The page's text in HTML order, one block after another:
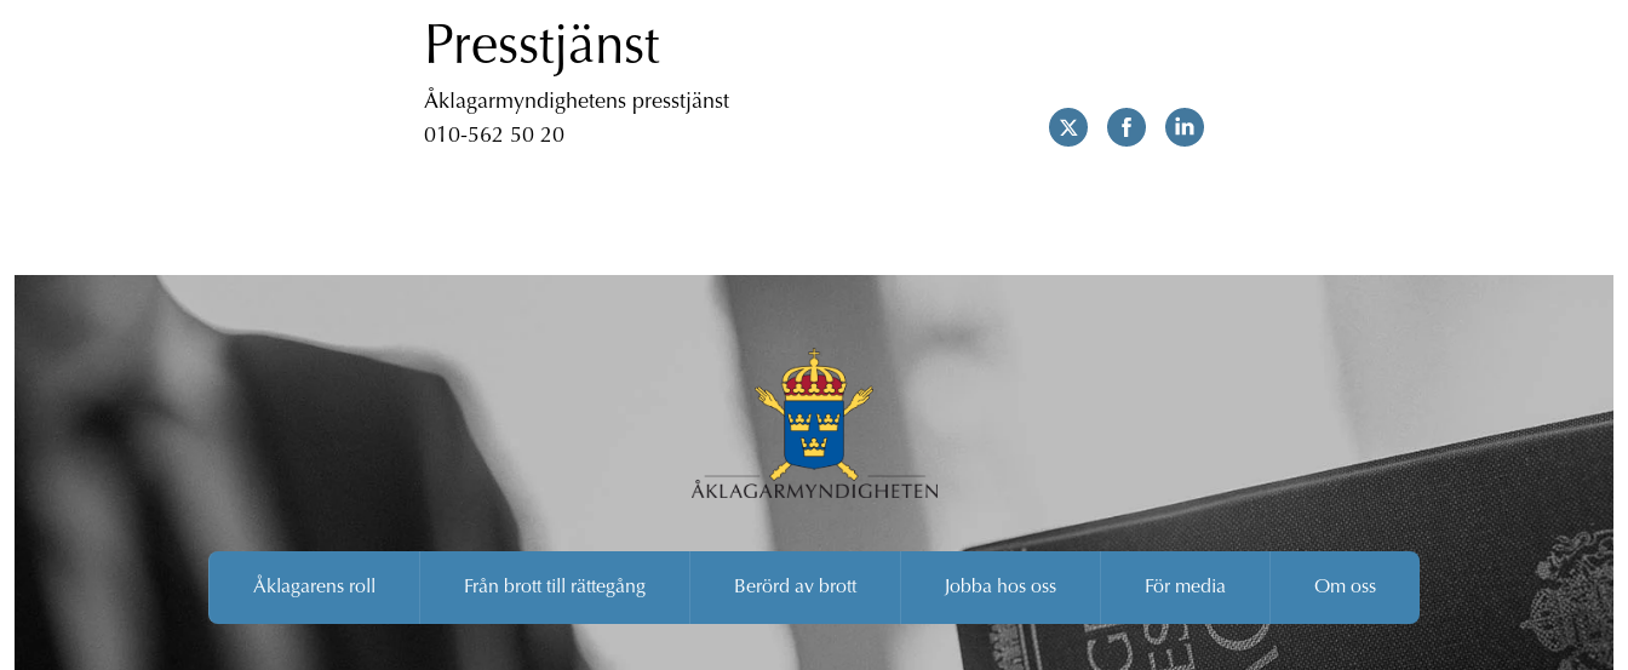
Presstjänst
Åklagarmyndighetens presstjänst
010-562 50 20
Åklagarens roll Från brott till rättegång Berörd av brott Jobba hos oss För media Om oss